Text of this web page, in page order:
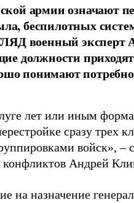
армии означают
беспилотных
военный эксперт
должности
понимают
лет или иным
сразу трех
войск», –
Андрей
на назначение